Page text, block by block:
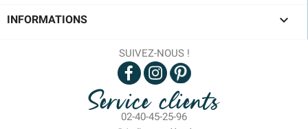
INFORMATIONS 
SUIVEZ-NOUS !
Service clients
02-40-45-25-96